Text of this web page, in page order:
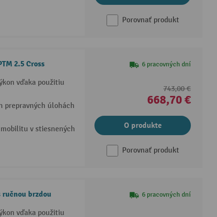
Porovnať produkt
2.5 Cross
vďaka použitiu
prepravných úlohách
v stiesnených
6 pracovných dní
743,00 €
668,70 €
O produkte
Porovnať produkt
ručnou brzdou
vďaka použitiu
6 pracovných dní